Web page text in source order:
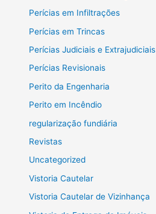
Perícias em Infiltrações
Perícias em Trincas
Perícias Judiciais e Extrajudiciais
Perícias Revisionais
Perito da Engenharia
Perito em Incêndio
regularização fundiária
Revistas
Uncategorized
Vistoria Cautelar
Vistoria Cautelar de Vizinhança